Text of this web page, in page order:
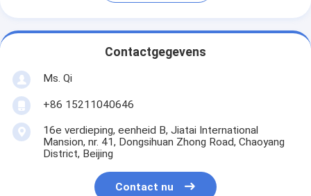
Contactgegevens
Ms. Qi
+86 15211040646
16e verdieping, eenheid B, Jiatai International
Mansion, nr. 41, Dongsihuan Zhong Road, Chaoyang
District, Beijing
Contact nu